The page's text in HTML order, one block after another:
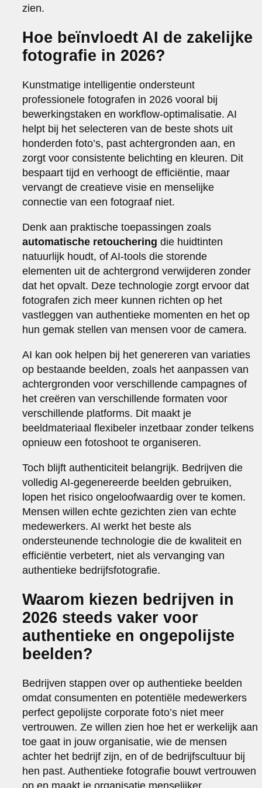
zien.
Hoe beïnvloedt AI de zakelijke
fotografie in 2026?
Kunstmatige intelligentie ondersteunt
professionele fotografen in 2026 vooral bij
bewerkingstaken en workflow-optimalisatie. AI
helpt bij het selecteren van de beste shots uit
honderden foto’s, past achtergronden aan, en
zorgt voor consistente belichting en kleuren. Dit
bespaart tijd en verhoogt de efficiëntie, maar
vervangt de creatieve visie en menselijke
connectie van een fotograaf niet.
Denk aan praktische toepassingen zoals
automatische retouchering die huidtinten
natuurlijk houdt, of AI-tools die storende
elementen uit de achtergrond verwijderen zonder
dat het opvalt. Deze technologie zorgt ervoor dat
fotografen zich meer kunnen richten op het
vastleggen van authentieke momenten en het op
hun gemak stellen van mensen voor de camera.
AI kan ook helpen bij het genereren van variaties
op bestaande beelden, zoals het aanpassen van
achtergronden voor verschillende campagnes of
het creëren van verschillende formaten voor
verschillende platforms. Dit maakt je
beeldmateriaal flexibeler inzetbaar zonder telkens
opnieuw een fotoshoot te organiseren.
Toch blijft authenticiteit belangrijk. Bedrijven die
volledig AI-gegenereerde beelden gebruiken,
lopen het risico ongeloofwaardig over te komen.
Mensen willen echte gezichten zien van echte
medewerkers. AI werkt het beste als
ondersteunende technologie die de kwaliteit en
efficiëntie verbetert, niet als vervanging van
authentieke bedrijfsfotografie.
Waarom kiezen bedrijven in
2026 steeds vaker voor
authentieke en ongepolijste
beelden?
Bedrijven stappen over op authentieke beelden
omdat consumenten en potentiële medewerkers
perfect gepolijste corporate foto’s niet meer
vertrouwen. Ze willen zien hoe het er werkelijk aan
toe gaat in jouw organisatie, wie de mensen
achter het bedrijf zijn, en of de bedrijfscultuur bij
hen past. Authentieke fotografie bouwt vertrouwen
op en maakt je organisatie menselijker.